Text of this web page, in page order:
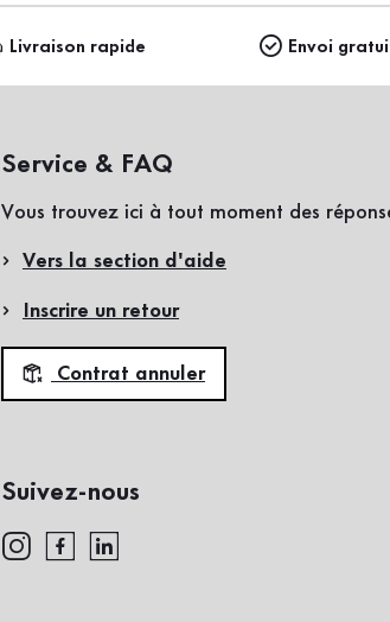
Livraison rapide Envoi
Service & FAQ
Vous trouvez ici à tout moment des
Vers la section d'aide
Inscrire un retour
Contrat annuler
Suivez-nous